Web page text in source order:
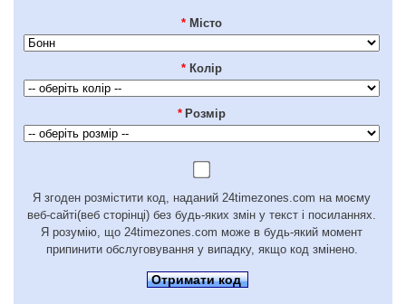
* Місто
* Колір
* Розмір
Я згоден розмістити код, наданий 24timezones.com на моєму
веб-сайті(веб сторінці) без будь-яких змін у текст і посиланнях.
Я розумію, що 24timezones.com може в будь-який момент
припинити обслуговування у випадку, якщо код змінено.
Отримати код